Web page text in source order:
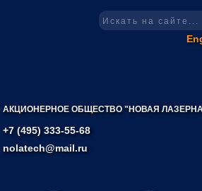
АКЦИОНЕРНОЕ ОБЩЕСТВО "НОВАЯ
+7 (495) 333-55-68
nolatech@mail.ru